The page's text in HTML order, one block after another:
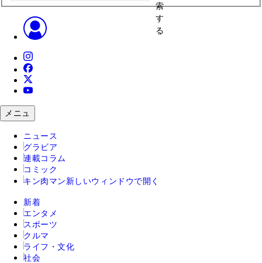
索
す
る
メニュ
ニュース
グラビア
連載コラム
コミック
キン肉マン 新しいウィンドウで開く
新着
エンタメ
スポーツ
クルマ
ライフ・文化
社会